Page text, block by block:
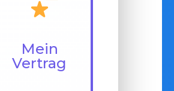
Mein
Vertrag